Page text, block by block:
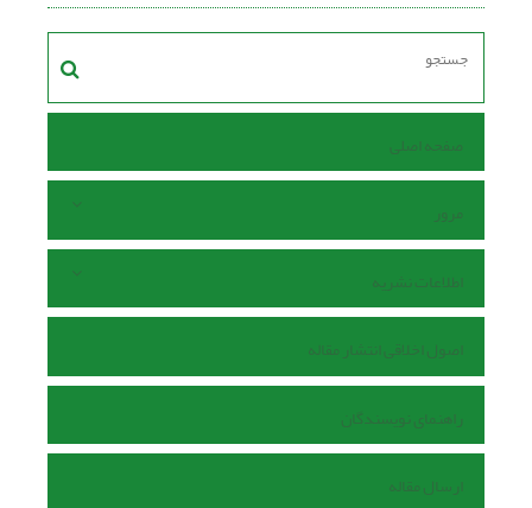
صفحه اصلی
مرور
اطلاعات نشریه
اصول اخلاقی انتشار مقاله
راهنمای نویسندگان
ارسال مقاله